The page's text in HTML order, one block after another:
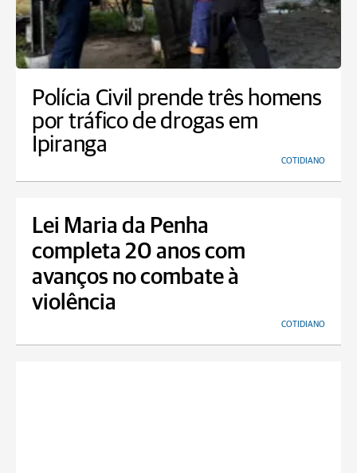
Polícia Civil prende três homens
por tráfico de drogas em
Ipiranga
COTIDIANO
Lei Maria da Penha
completa 20 anos com
avanços no combate à
violência
COTIDIANO